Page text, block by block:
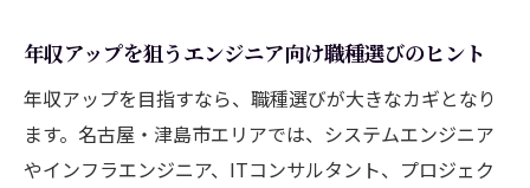
年収アップを狙うエンジニア向け職種選びのヒント
年収アップを目指すなら、職種選びが大きなカギとなり
ます。名古屋・津島市エリアでは、システムエンジニア
やインフラエンジニア、ITコンサルタント、プロジェク